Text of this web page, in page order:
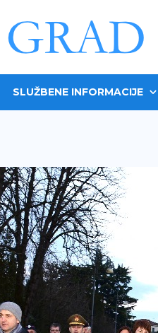
SLUŽBENE INFORMACIJE